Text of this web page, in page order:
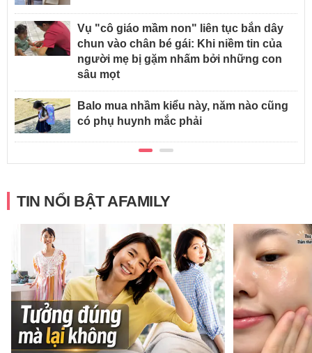
Vụ "cô giáo mầm non" liên tục bắn dây
chun vào chân bé gái: Khi niềm tin của
người mẹ bị gặm nhấm bởi những con
sâu mọt
Balo mua nhầm kiểu này, năm nào cũng
có phụ huynh mắc phải
TIN NỔI BẬT AFAMILY